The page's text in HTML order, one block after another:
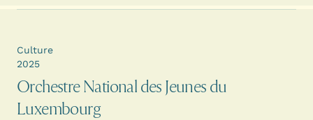
Orchestre National des Jeunes du
Luxembourg
Culture
2025